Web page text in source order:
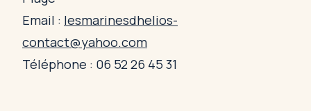
Email : lesmarinesdhelios-
contact@yahoo.com
Téléphone : 06 52 26 45 31